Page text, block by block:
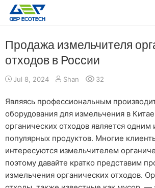
ПРИЛОЖЕНИЕ
О НАС
СВЯЗАТЬСЯ С НАМИ
Продажа измельчителя
отходов в России
Jul 8, 2024 Shan 32
Являясь профессиональным
оборудования для измельчения в
органических отходов является одним
популярных продуктов. Многие
интересуются измельчителем
поэтому давайте кратко представим
измельчения органических отходов.